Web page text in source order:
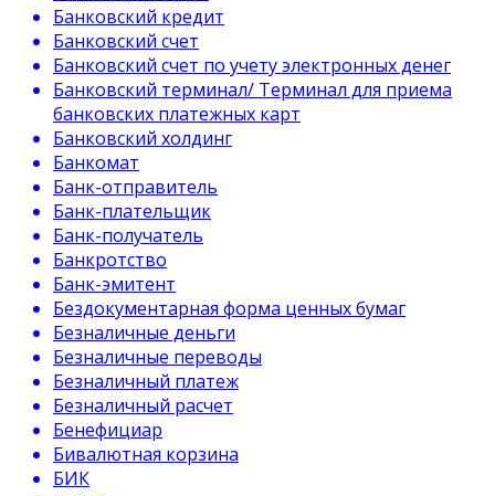
Банковский кредит
Банковский счет
Банковский счет по учету электронных денег
Банковский терминал/ Терминал для приема
банковских платежных карт
Банковский холдинг
Банкомат
Банк-отправитель
Банк-плательщик
Банк-получатель
Банкротство
Банк-эмитент
Бездокументарная форма ценных бумаг
Безналичные деньги
Безналичные переводы
Безналичный платеж
Безналичный расчет
Бенефициар
Бивалютная корзина
БИК